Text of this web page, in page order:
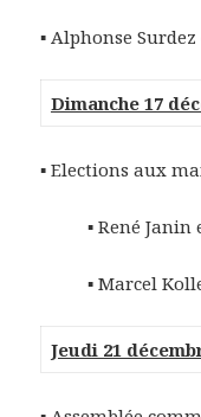
▪ Alphonse
Dimanche 17
▪ Elections aux
▪ René Janin
▪ Marcel
Jeudi 21